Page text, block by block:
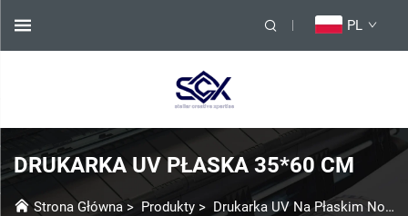
PL
DRUKARKA UV PŁASKA 35*60 CM
Strona Główna > Produkty > Drukarka UV Na Płaskim Nosicielu